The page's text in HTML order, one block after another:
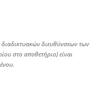
διευθύνσεων των
στο αποθετήριο) είναι